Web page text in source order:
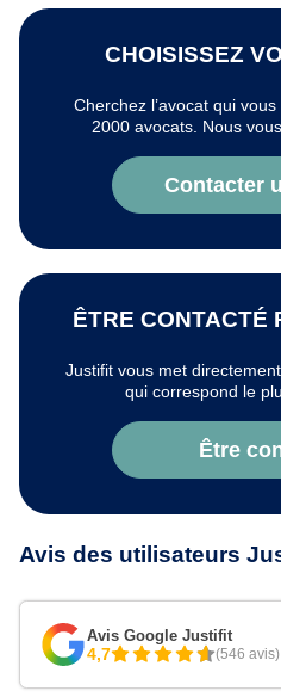
CHOISISSEZ
Cherchez l’avocat qui
2000 avocats. Nous
Contacter
ÊTRE CONTACTÉ
Justifit vous met
qui correspond le
Être
Avis des utilisateurs
Avis Google Justifit
4,7 (546 avis)